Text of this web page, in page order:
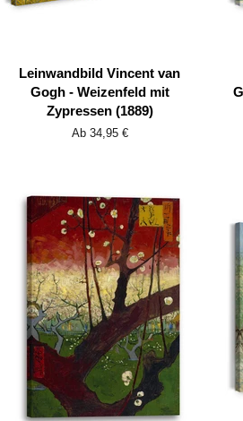
Leinwandbild Vincent van
Gogh - Weizenfeld mit
Zypressen (1889)
Ab 34,95 €